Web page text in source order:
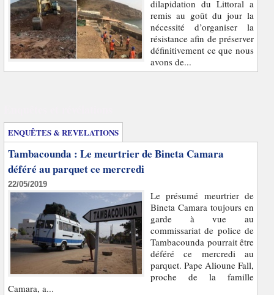
dilapidation du Littoral a
remis au goût du jour la
nécessité d’organiser la
résistance afin de préserver
définitivement ce que nous
avons de...
ENQUÊTES & REVELATIONS
Tambacounda : Le meurtrier de Bineta Camara
déféré au parquet ce mercredi
22/05/2019
Le présumé meurtrier de
Bineta Camara toujours en
garde à vue au
commissariat de police de
Tambacounda pourrait être
déféré ce mercredi au
parquet. Pape Alioune Fall,
proche de la famille
Camara, a...